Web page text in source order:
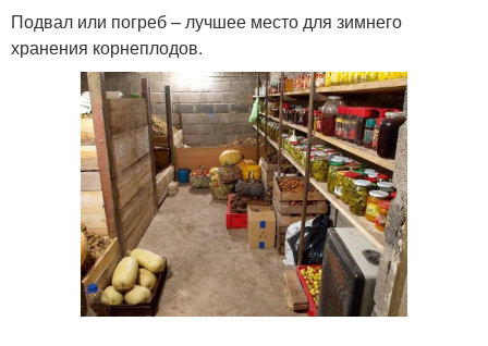
Подвал или погреб – лучшее место для зимнего
хранения корнеплодов.